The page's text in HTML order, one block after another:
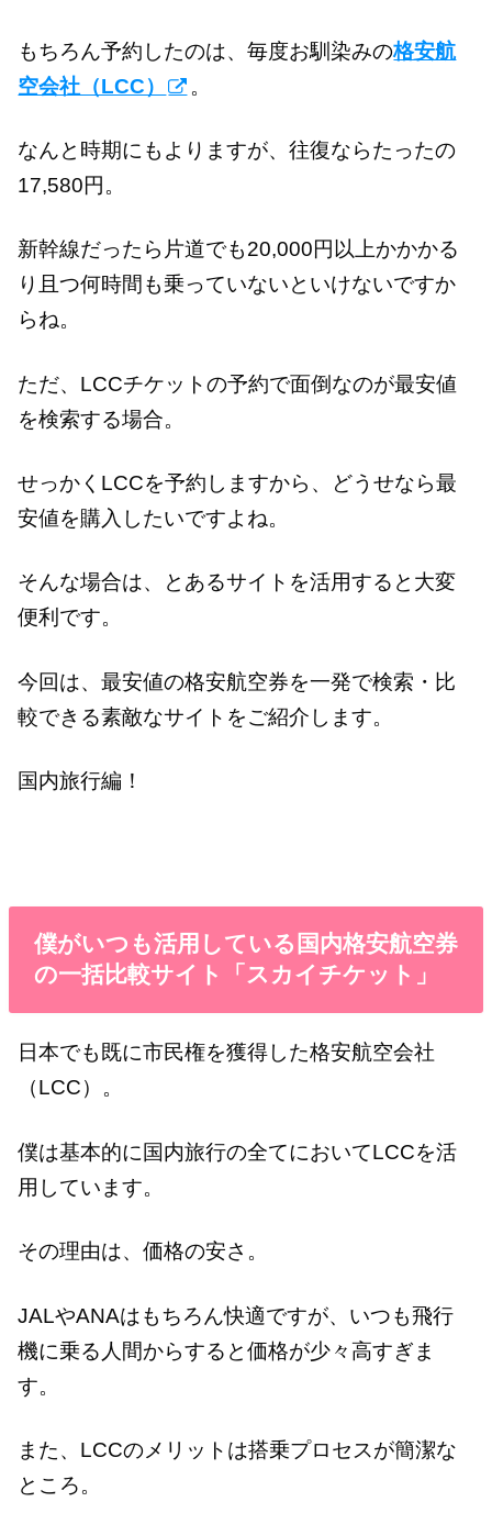
もちろん予約したのは、毎度お馴染みの格安航
空会社（LCC）
。
なんと時期にもよりますが、往復ならたったの
17,580円。
新幹線だったら片道でも20,000円以上かかかる
り且つ何時間も乗っていないといけないですか
らね。
ただ、LCCチケットの予約で面倒なのが最安値
を検索する場合。
せっかくLCCを予約しますから、どうせなら最
安値を購入したいですよね。
そんな場合は、とあるサイトを活用すると大変
便利です。
今回は、最安値の格安航空券を一発で検索・比
較できる素敵なサイトをご紹介します。
国内旅行編！
僕がいつも活用している国内格安航空券
の一括比較サイト「スカイチケット」
日本でも既に市民権を獲得した格安航空会社
（LCC）。
僕は基本的に国内旅行の全てにおいてLCCを活
用しています。
その理由は、価格の安さ。
JALやANAはもちろん快適ですが、いつも飛行
機に乗る人間からすると価格が少々高すぎま
す。
また、LCCのメリットは搭乗プロセスが簡潔な
ところ。